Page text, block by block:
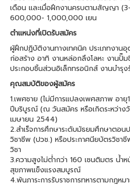
เดือน และเมื่อฝึกงานครบตามสัญญา
600,000- 1,000,000 เยน
ตำแหน่งที่เปิดรับสมัคร
ผู้ฝึกปฏิบัติงานทางเทคนิค ประเภทงาน
ก่อสร้าง อาทิ งานหล่อกลึงโลหะ งานปั๊ม
ประกอบชิ้นส่วนอิเล็กทรอนิกส์ งานบำรุง
คุณสมบัติของผู้สมัคร
1.เพศชาย (ไม่มีการแปลงเพศสภาพ อา
ปีบริบูรณ์ (ณ วันสมัคร หรือเกิดระหว่า
เมษายน 2544)
2.สำเร็จการศึกษาระดับมัธยมศึกษาตอ
วิชาชีพ (ปวช.) หรือประกาศนียบัตรวิชา
วิชา
3.ความสูงไม่ต่ำกว่า 160 เซนติมตร น้
สุขภาพแข็งแรงสมบูรณ์
4.พ้นภาระการรับราชการทหารตามกฎหม